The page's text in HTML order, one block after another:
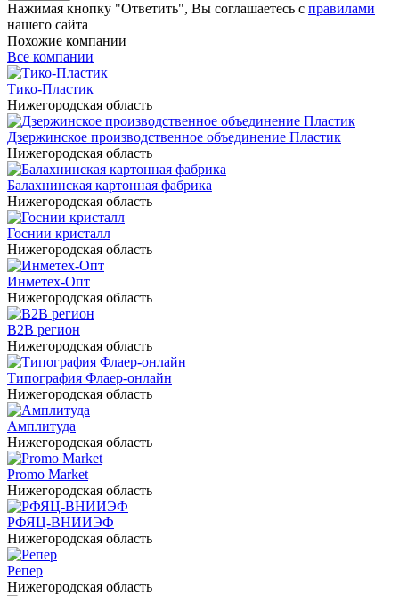
Нажимая кнопку "Ответить", Вы соглашаетесь с правилами
нашего сайта
Похожие компании
Все компании
Тико-Пластик
Нижегородская область
Дзержинское производственное объединение Пластик
Нижегородская область
Балахнинская картонная фабрика
Нижегородская область
Госнии кристалл
Нижегородская область
Инметех-Опт
Нижегородская область
B2B регион
Нижегородская область
Типография Флаер-онлайн
Нижегородская область
Амплитуда
Нижегородская область
Promo Market
Нижегородская область
РФЯЦ-ВНИИЭФ
Нижегородская область
Репер
Нижегородская область